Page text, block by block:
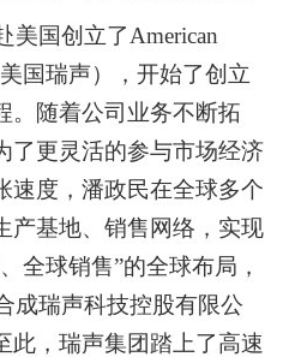
美国创立了American
美国瑞声），开始了创立
。随着公司业务不断拓
了更灵活的参与市场经济
速度，潘政民在全球多个
产基地、销售网络，实现
全球销售”的全球布局，
成瑞声科技控股有限公
此，瑞声集团踏上了高速